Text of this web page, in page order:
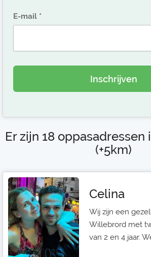
E-mail
Inschrijven
Er zijn 18
(+5km)
Celina
Wij zijn een
Willebrord met
van 2 en 4 jaar.